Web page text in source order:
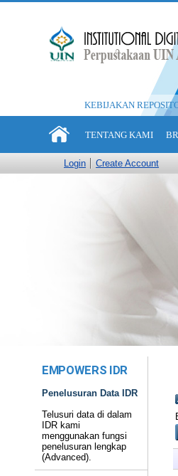
KEBIJAKAN
TENTANG KAMI
Login Create Account
EMPOWERS IDR
Penelusuran Data IDR
Telusuri data di dalam
IDR kami
menggunakan fungsi
penelusuran lengkap
(Advanced).